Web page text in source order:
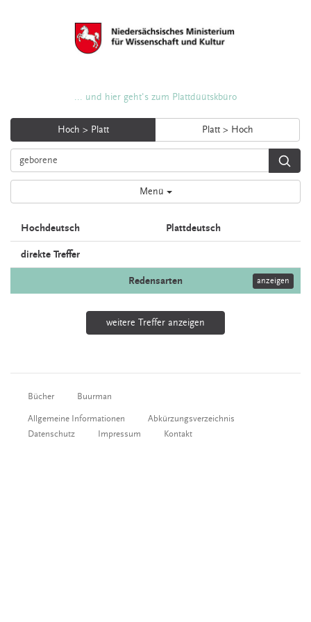
... und hier geht's zum Plattdüütskbüro
Hoch > Platt Platt > Hoch
Menü
Hochdeutsch Plattdeutsch
direkte Treffer
Redensarten anzeigen
weitere Treffer anzeigen
Bücher Buurman
Allgemeine Informationen
Abkürzungsverzeichnis
Datenschutz
Impressum Kontakt